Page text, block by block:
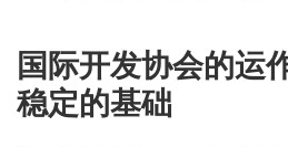
国际开发协会的运
稳定的基础